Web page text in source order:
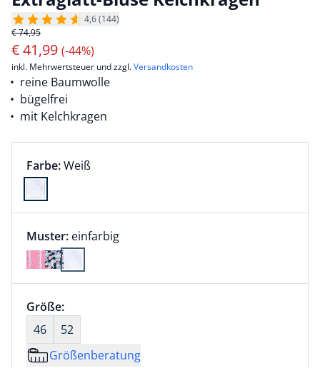
4,6 (144)
€ 74,95
€41,99 (-44%)
inkl. Mehrwertsteuer und zzgl.Versandkosten
reine Baumwolle
bügelfrei
mit Kelchkragen
Farbauswahl:
Farbe:aktuell ausgewählt:
Weiß
Farbe Weiß ausgewählt
Muster: einfarbig
Größenauswahl:
Größe:nichts ausgewählt
46
52
Größenberatung